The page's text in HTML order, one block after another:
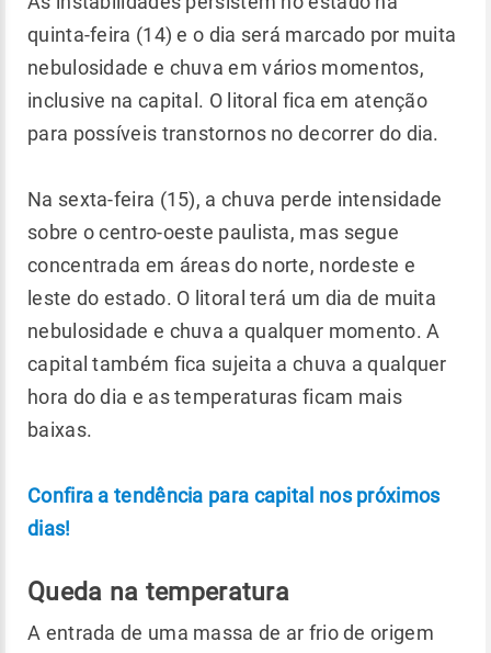
quinta-feira (14) e o dia será marcado por muita
nebulosidade e chuva em vários momentos,
inclusive na capital. O litoral fica em atenção
para possíveis transtornos no decorrer do dia.
Na sexta-feira (15), a chuva perde intensidade
sobre o centro-oeste paulista, mas segue
concentrada em áreas do norte, nordeste e
leste do estado. O litoral terá um dia de muita
nebulosidade e chuva a qualquer momento. A
capital também fica sujeita a chuva a qualquer
hora do dia e as temperaturas ficam mais
baixas.
Confira a tendência para capital nos próximos
dias!
Queda na temperatura
A entrada de uma massa de ar frio de origem